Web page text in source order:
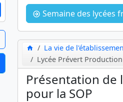
Semaine des lycées
La vie de
Lycée Prévert
Présentation de
pour la SOP